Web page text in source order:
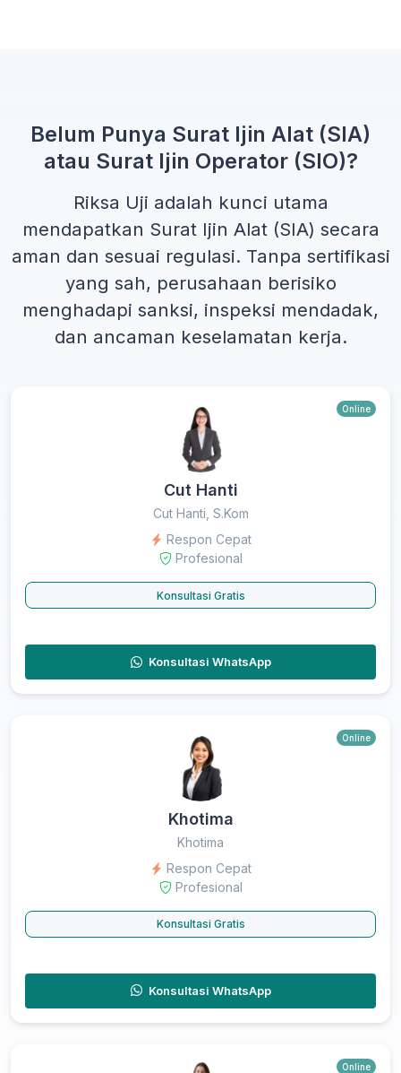
Belum Punya Surat Ijin Alat (SIA)
atau Surat Ijin Operator (SIO)?
Riksa Uji adalah kunci utama
mendapatkan Surat Ijin Alat (SIA) secara
aman dan sesuai regulasi. Tanpa sertifikasi
yang sah, perusahaan berisiko
menghadapi sanksi, inspeksi mendadak,
dan ancaman keselamatan kerja.
Online
Cut Hanti
Cut Hanti, S.Kom
Respon Cepat
Profesional
Konsultasi Gratis
Konsultasi WhatsApp
Online
Khotima
Khotima
Respon Cepat
Profesional
Konsultasi Gratis
Konsultasi WhatsApp
Online